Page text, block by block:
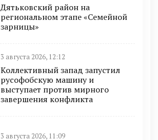
Дятьковский район на
региональном этапе «Семейной
зарницы»
3 августа 2026, 12:12
Коллективный запад запустил
русофобскую машину и
выступает против мирного
завершения конфликта
3 августа 2026, 11:09